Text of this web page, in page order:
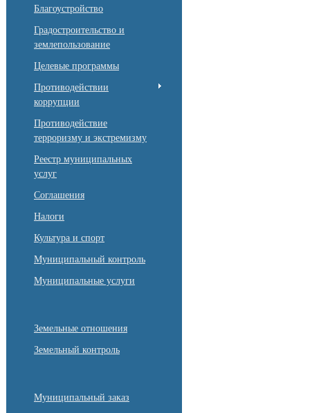
Благоустройство
Градостроительство и
землепользование
Целевые программы
Противодействии
коррупции
Противодействие
терроризму и экстремизму
Реестр муниципальных
услуг
Соглашения
Налоги
Культура и спорт
Муниципальный контроль
Муниципальные услуги
Земельные отношения
Земельный контроль
Муниципальный заказ